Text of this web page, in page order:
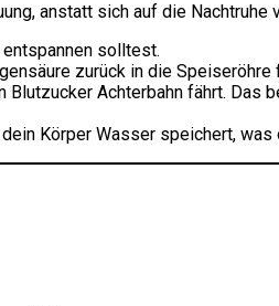
anstatt sich auf die
solltest.
zurück in die Speiseröhre
Achterbahn fährt. Das
Körper Wasser speichert, was